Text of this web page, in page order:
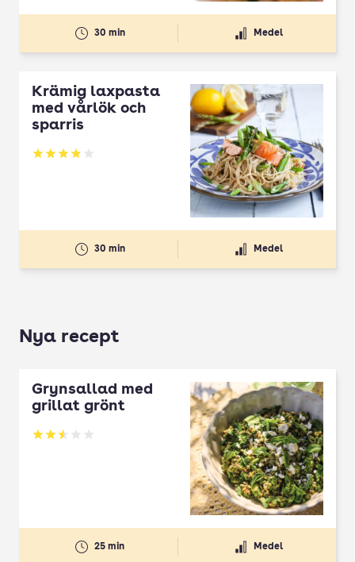
30 min Medel
Krämig laxpasta
med vårlök och
sparris
Betyg: 3.89 av 5
30 min Medel
Nya recept
Grynsallad med
grillat grönt
Betyg: 2.5 av 5
25 min Medel